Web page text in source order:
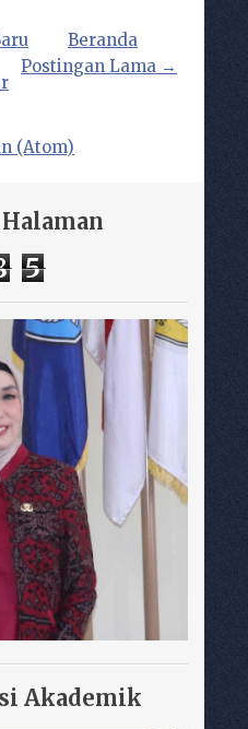
Postingan Lama →
Beranda
(Atom)
5
Akademik